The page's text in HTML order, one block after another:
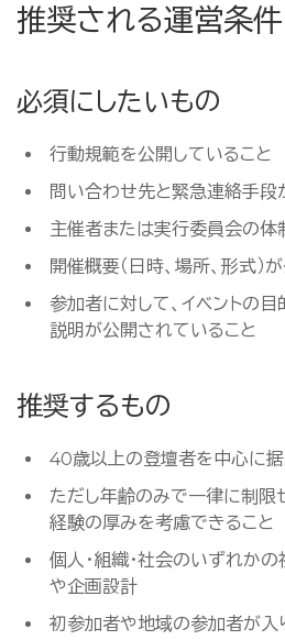
推奨される運営条件
必須にしたいもの
行動規範を公開していること
問い合わせ先と緊急連絡手段
主催者または実行委員会の体
開催概要（日時、場所、形式）
参加者に対して、イベントの
説明が公開されていること
推奨するもの
40歳以上の登壇者を中心に据
ただし年齢のみで一律に制限
経験の厚みを考慮できること
個人・組織・社会のいずれか
や企画設計
初参加者や地域の参加者が入